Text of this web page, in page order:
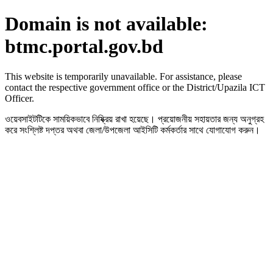
Domain is not available:
btmc.portal.gov.bd
This website is temporarily unavailable. For assistance, please
contact the respective government office or the District/Upazila ICT
Officer.
ওয়েবসাইটটিকে সাময়িকভাবে নিষ্ক্রিয় রাখা হয়েছে। প্রয়োজনীয় সহায়তার জন্য অনুগ্রহ
করে সংশ্লিষ্ট দপ্তর অথবা জেলা/উপজেলা আইসিটি কর্মকর্তার সাথে যোগাযোগ করুন।